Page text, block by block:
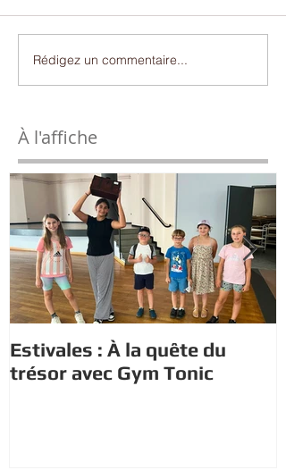
Rédigez un commentaire...
À l'affiche
Estivales : À la quête du
trésor avec Gym Tonic